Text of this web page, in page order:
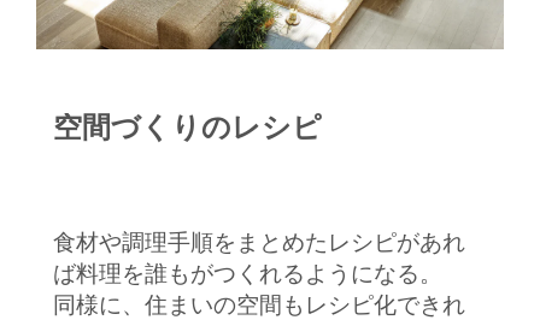
空間づくりのレシピ
食材や調理手順をまとめたレシピがあれ
ば料理を誰もがつくれるようになる。
同様に、住まいの空間もレシピ化できれ